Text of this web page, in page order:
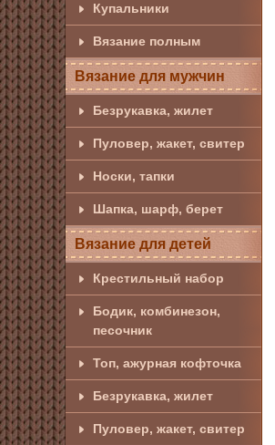
Купальники
Вязание полным
Вязание для мужчин
Безрукавка, жилет
Пуловер, жакет, свитер
Носки, тапки
Шапка, шарф, берет
Вязание для детей
Крестильный набор
Бодик, комбинезон,
песочник
Топ, ажурная кофточка
Безрукавка, жилет
Пуловер, жакет, свитер